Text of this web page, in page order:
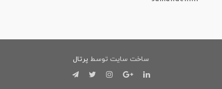
ساخت سایت توسط پرتال